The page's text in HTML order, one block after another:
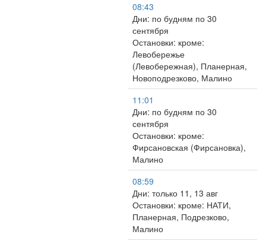
08:43
Дни: по будням по 30
сентября
Остановки: кроме:
Левобережье
(Левобережная), Планерная,
Новоподрезково, Малино
11:01
Дни: по будням по 30
сентября
Остановки: кроме:
Фирсановская (Фирсановка),
Малино
08:59
Дни: только 11, 13 авг
Остановки: кроме: НАТИ,
Планерная, Подрезково,
Малино